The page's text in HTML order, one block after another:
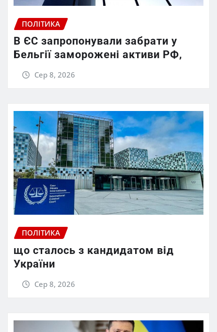
ПОЛІТИКА
В ЄС запропонували забрати у
Бельгії заморожені активи РФ,
Сер 8, 2026
ПОЛІТИКА
що сталось з кандидатом від
України
Сер 8, 2026